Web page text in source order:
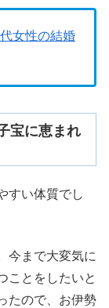
女性の結婚
宝に恵まれ
すい体質でし
今まで大変気に
ことをしたいと
たので、お伊勢